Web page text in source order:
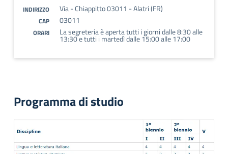
INDIRIZZO Via - Chiappitto 03011 - Alatri (FR)
CAP 03011
ORARI La segreteria è aperta tutti i giorni dalle 8:30 alle
13:30 e tutti i martedì dalle 15:00 alle 17:00
Programma di studio